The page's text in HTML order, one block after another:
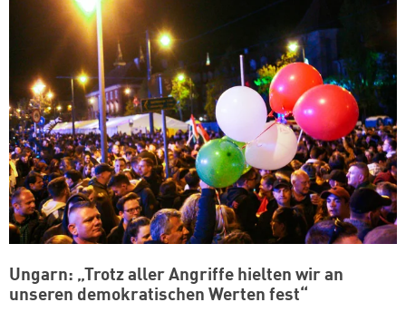
Ungarn: „Trotz aller Angriffe hielten wir an
unseren demokratischen Werten fest“